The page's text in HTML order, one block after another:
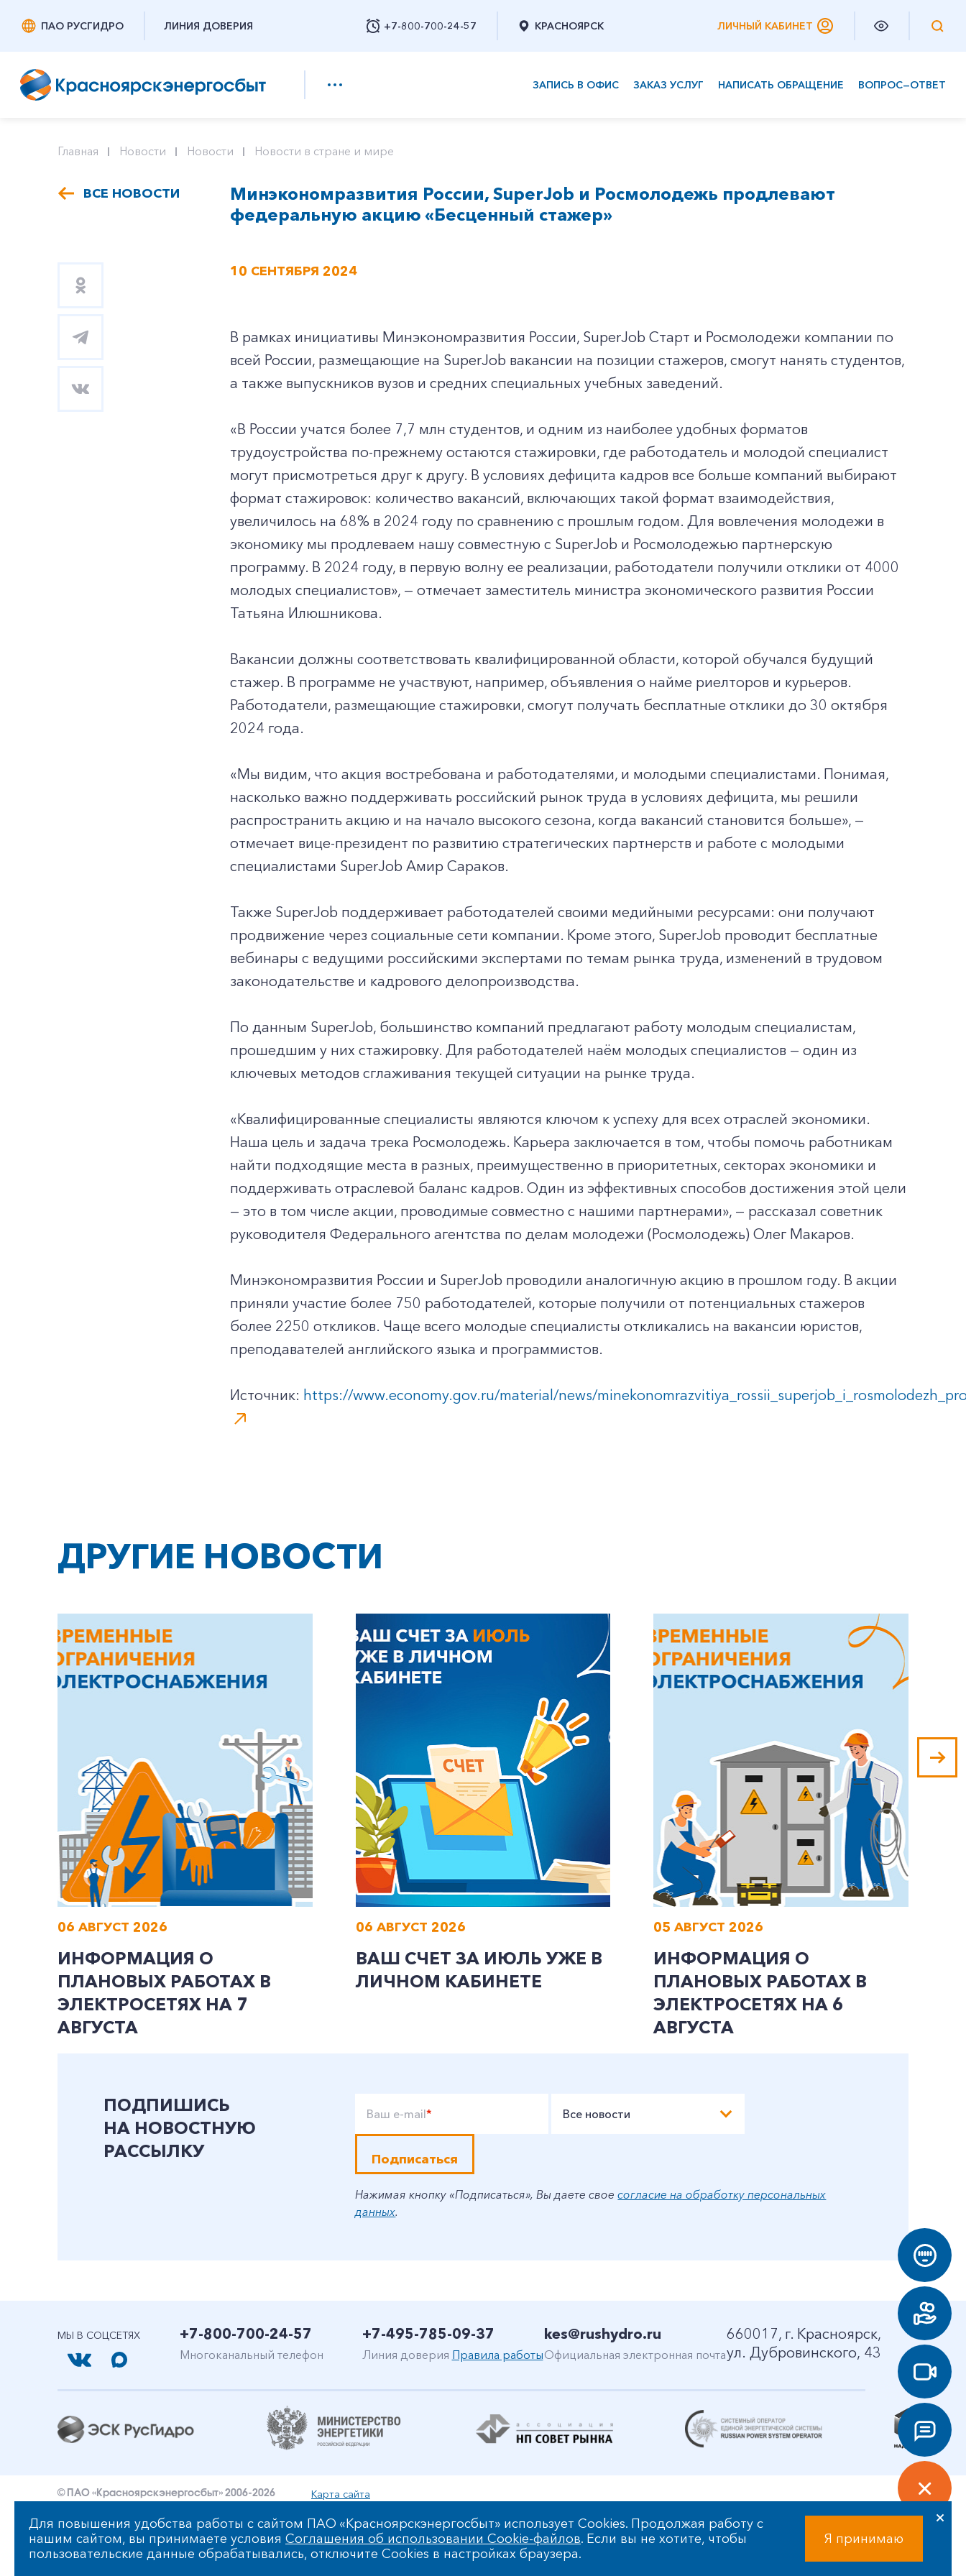
ПАО РУСГИДРО ЛИНИЯ ДОВЕРИЯ +7-800-700-24-57
Заказать обратный звонок
КРАСНОЯРСК ЛИЧНЫЙ КАБИНЕТ
ЗАПИСЬ В ОФИС ЗАКАЗ УСЛУГ НАПИСАТЬ ОБРАЩЕНИЕ ВОПРОС—ОТВЕТ
+7-800-700-24-57
Заказать обратный звонок
Частным клиентам
Корпоративным клиентам
Главная Новости Новости Новости в стране и мире
ВСЕ НОВОСТИ
Минэкономразвития России, SuperJob и Росмолодежь продлевают
федеральную акцию «Бесценный стажер»
10 СЕНТЯБРЯ 2024
В рамках инициативы Минэкономразвития России, SuperJob Старт и Росмолодежи компании по
всей России, размещающие на SuperJob вакансии на позиции стажеров, смогут нанять студентов,
а также выпускников вузов и средних специальных учебных заведений.
«В России учатся более 7,7 млн студентов, и одним из наиболее удобных форматов
трудоустройства по-прежнему остаются стажировки, где работодатель и молодой специалист
могут присмотреться друг к другу. В условиях дефицита кадров все больше компаний выбирают
формат стажировок: количество вакансий, включающих такой формат взаимодействия,
увеличилось на 68% в 2024 году по сравнению с прошлым годом. Для вовлечения молодежи в
экономику мы продлеваем нашу совместную с SuperJob и Росмолодежью партнерскую
программу. В 2024 году, в первую волну ее реализации, работодатели получили отклики от 4000
молодых специалистов», — отмечает заместитель министра экономического развития России
Татьяна Илюшникова.
Вакансии должны соответствовать квалифицированной области, которой обучался будущий
стажер. В программе не участвуют, например, объявления о найме риелторов и курьеров.
Работодатели, размещающие стажировки, смогут получать бесплатные отклики до 30 октября
2024 года.
«Мы видим, что акция востребована и работодателями, и молодыми специалистами. Понимая,
насколько важно поддерживать российский рынок труда в условиях дефицита, мы решили
распространить акцию и на начало высокого сезона, когда вакансий становится больше», —
отмечает вице-президент по развитию стратегических партнерств и работе с молодыми
специалистами SuperJob Амир Сараков.
Также SuperJob поддерживает работодателей своими медийными ресурсами: они получают
продвижение через социальные сети компании. Кроме этого, SuperJob проводит бесплатные
вебинары с ведущими российскими экспертами по темам рынка труда, изменений в трудовом
законодательстве и кадрового делопроизводства.
По данным SuperJob, большинство компаний предлагают работу молодым специалистам,
прошедшим у них стажировку. Для работодателей наём молодых специалистов — один из
ключевых методов сглаживания текущей ситуации на рынке труда.
«Квалифицированные специалисты являются ключом к успеху для всех отраслей экономики.
Наша цель и задача трека Росмолодежь. Карьера заключается в том, чтобы помочь работникам
найти подходящие места в разных, преимущественно в приоритетных, секторах экономики и
поддерживать отраслевой баланс кадров. Один из эффективных способов достижения этой цели
— это в том числе акции, проводимые совместно с нашими партнерами», — рассказал советник
руководителя Федерального агентства по делам молодежи (Росмолодежь) Олег Макаров.
Минэкономразвития России и SuperJob проводили аналогичную акцию в прошлом году. В акции
приняли участие более 750 работодателей, которые получили от потенциальных стажеров
более 2250 откликов. Чаще всего молодые специалисты откликались на вакансии юристов,
преподавателей английского языка и программистов.
Источник: https://www.economy.gov.ru/material/news/
ДРУГИЕ НОВОСТИ
06 АВГУСТ 2026
ИНФОРМАЦИЯ О
ПЛАНОВЫХ РАБОТАХ В
ЭЛЕКТРОСЕТЯХ НА 7
АВГУСТА
06 АВГУСТ 2026
ВАШ СЧЕТ ЗА ИЮЛЬ УЖЕ В
ЛИЧНОМ КАБИНЕТЕ
05 АВГУСТ 2026
ИНФОРМАЦИЯ О
ПЛАНОВЫХ РАБОТАХ В
ЭЛЕКТРОСЕТЯХ НА 6
АВГУСТА
ПОДПИШИСЬ
НА НОВОСТНУЮ
РАССЫЛКУ
Ваш e-mail* Все новости
Подписаться
Нажимая кнопку «Подписаться», Вы даете своесогласие на обработку персональных
данных.
МЫ В СОЦСЕТЯХ +7-800-700-24-57
Многоканальный телефон
+7-495-785-09-37
Линия доверия Правила работы
kes@rushydro.ru
Официальная электронная почта
660017, г. Красноярск,
ул. Дубровинского, 43
© ПАО «Красноярскэнергосбыт» 2006-2026
Карта сайта
Уведомление об ответственности и праве интеллектуальной собственности
Политика ПАО «Красноярскэнергосбыт» в отношении обработки персональных данных
Для повышения удобства работы с сайтом ПАО «Красноярскэнергосбыт» использует Cookies. Продолжая работу с
нашим сайтом, вы принимаете условия Соглашения об использовании Cookie-файлов. Если вы не хотите, чтобы
пользовательские данные обрабатывались, отключите Cookies в настройках браузера.
Я принимаю